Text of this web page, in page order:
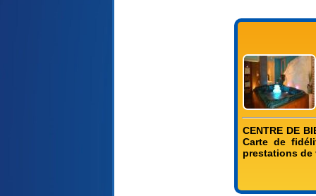
CENTRE DE
Carte de
prestations de